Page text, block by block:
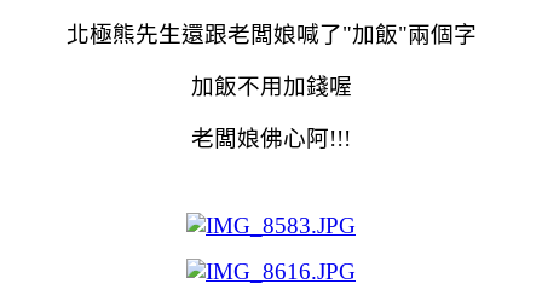
北極熊先生還跟老闆娘喊了"加飯"兩個字
加飯不用加錢喔
老闆娘佛心阿!!!